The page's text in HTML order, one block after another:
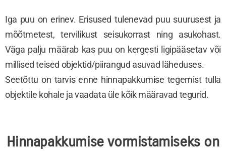
Iga puu on erinev. Erisused tulenevad puu suurusest ja
mõõtmetest, tervilikust seisukorrast ning asukohast.
Väga palju määrab kas puu on kergesti ligipääsetav või
millised teised objektid/piirangud asuvad läheduses.
Seetõttu on tarvis enne hinnapakkumise tegemist tulla
objektile kohale ja vaadata üle kõik määravad tegurid.
Hinnapakkumise vormistamiseks on